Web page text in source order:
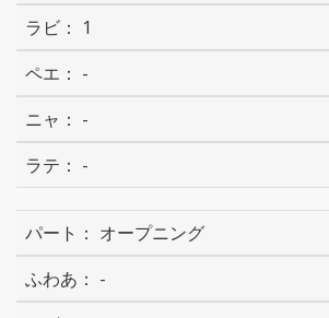
1
-
-
-
オープニング
-